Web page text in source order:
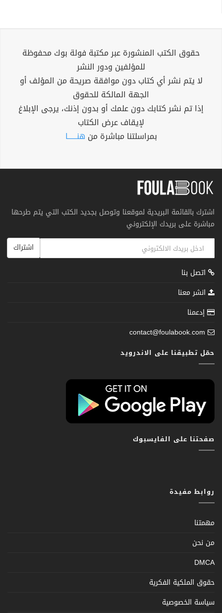
حقوق الكتب المنشورة عبر مكتبة فولة بوك محفوظة
للمؤلفين ودور النشر
لا يتم نشر أي كتاب دون موافقة صريحة من المؤلف أو
الجهة المالكة للحقوق
إذا تم نشر كتابك دون علمك أو بدون إذنك، يرجى الإبلاغ
لإيقاف عرض الكتاب
بمراسلتنا مباشرة من هنــــــا
اشترك بالقائمة البريدية لموقعنا وتوصل بجديد الكتب التي يتم طرحها
مباشرة على بريدك الإلكتروني
اشتراك
اتصل بنا
انشر معنا
إدعمنا
contact@foulabook.com
حمّل تطبيقنا على الاندرويد
صفحتنا على الفايسبوك
روابط مفيدة
مهمتنا
من نحن
DMCA
حقوق الملكية الفكرية
سياسة الخصوصية